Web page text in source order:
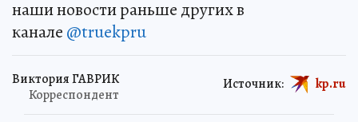
наши новости раньше других в
канале @truekpru
Виктория ГАВРИК
Корреспондент
Источник: kp.ru